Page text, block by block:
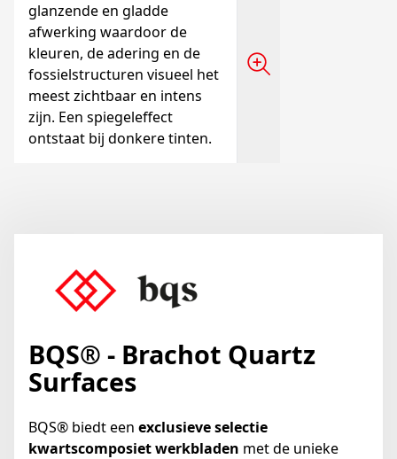
glanzende en gladde
afwerking waardoor de
kleuren, de adering en de
fossielstructuren visueel het
meest zichtbaar en intens
zijn. Een spiegeleffect
ontstaat bij donkere tinten.
BQS® - Brachot Quartz
Surfaces
BQS® biedt een exclusieve selectie
kwartscomposiet werkbladen met de unieke